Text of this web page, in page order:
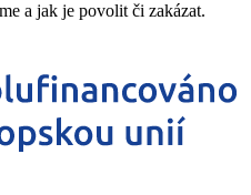
a jak je povolit či zakázat.